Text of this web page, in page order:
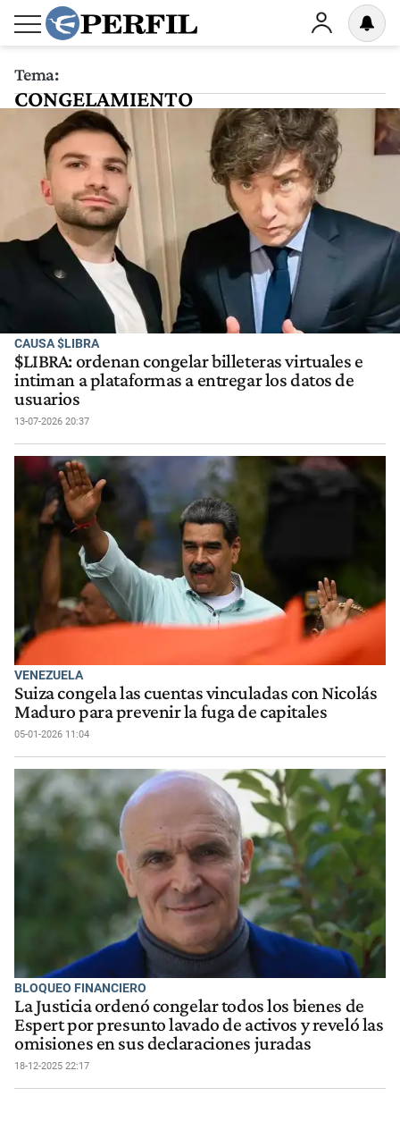
Tema:
CONGELAMIENTO
CAUSA $LIBRA
$LIBRA: ordenan congelar billeteras virtuales e
intiman a plataformas a entregar los datos de
usuarios
13-07-2026 20:37
VENEZUELA
Suiza congela las cuentas vinculadas con Nicolás
Maduro para prevenir la fuga de capitales
05-01-2026 11:04
BLOQUEO FINANCIERO
La Justicia ordenó congelar todos los bienes de
Espert por presunto lavado de activos y reveló las
omisiones en sus declaraciones juradas
18-12-2025 22:17